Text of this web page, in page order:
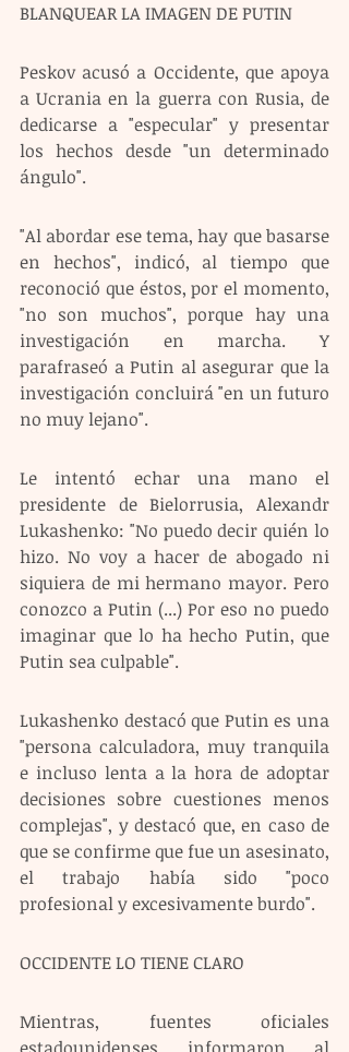
BLANQUEAR LA IMAGEN DE PUTIN
Peskov acusó a Occidente, que apoya
a Ucrania en la guerra con Rusia, de
dedicarse a "especular" y presentar
los hechos desde "un determinado
ángulo".
"Al abordar ese tema, hay que basarse
en hechos", indicó, al tiempo que
reconoció que éstos, por el momento,
"no son muchos", porque hay una
investigación en marcha. Y
parafraseó a Putin al asegurar que la
investigación concluirá "en un futuro
no muy lejano".
Le intentó echar una mano el
presidente de Bielorrusia, Alexandr
Lukashenko: "No puedo decir quién lo
hizo. No voy a hacer de abogado ni
siquiera de mi hermano mayor. Pero
conozco a Putin (...) Por eso no puedo
imaginar que lo ha hecho Putin, que
Putin sea culpable".
Lukashenko destacó que Putin es una
"persona calculadora, muy tranquila
e incluso lenta a la hora de adoptar
decisiones sobre cuestiones menos
complejas", y destacó que, en caso de
que se confirme que fue un asesinato,
el trabajo había sido "poco
profesional y excesivamente burdo".
OCCIDENTE LO TIENE CLARO
Mientras, fuentes oficiales